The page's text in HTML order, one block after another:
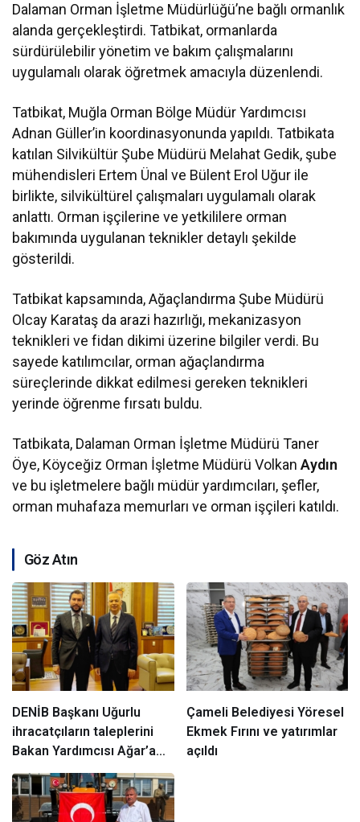
Dalaman Orman İşletme Müdürlüğü’ne bağlı ormanlık
alanda gerçekleştirdi. Tatbikat, ormanlarda
sürdürülebilir yönetim ve bakım çalışmalarını
uygulamalı olarak öğretmek amacıyla düzenlendi.
Tatbikat, Muğla Orman Bölge Müdür Yardımcısı
Adnan Güller’in koordinasyonunda yapıldı. Tatbikata
katılan Silvikültür Şube Müdürü Melahat Gedik, şube
mühendisleri Ertem Ünal ve Bülent Erol Uğur ile
birlikte, silvikültürel çalışmaları uygulamalı olarak
anlattı. Orman işçilerine ve yetkililere orman
bakımında uygulanan teknikler detaylı şekilde
gösterildi.
Tatbikat kapsamında, Ağaçlandırma Şube Müdürü
Olcay Karataş da arazi hazırlığı, mekanizasyon
teknikleri ve fidan dikimi üzerine bilgiler verdi. Bu
sayede katılımcılar, orman ağaçlandırma
süreçlerinde dikkat edilmesi gereken teknikleri
yerinde öğrenme fırsatı buldu.
Tatbikata, Dalaman Orman İşletme Müdürü Taner
Öye, Köyceğiz Orman İşletme Müdürü VolkanAydın
ve bu işletmelere bağlı müdür yardımcıları, şefler,
orman muhafaza memurları ve orman işçileri katıldı.
Göz Atın
DENİB Başkanı Uğurlu
ihracatçıların taleplerini
Bakan Yardımcısı Ağar’a
aktardı
Çameli Belediyesi Yöresel
Ekmek Fırını ve yatırımlar
açıldı